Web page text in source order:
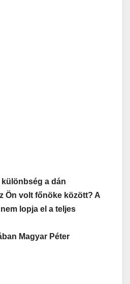
különbség a dán
Ön volt főnöke között? A
lopja el a teljes
Magyar Péter